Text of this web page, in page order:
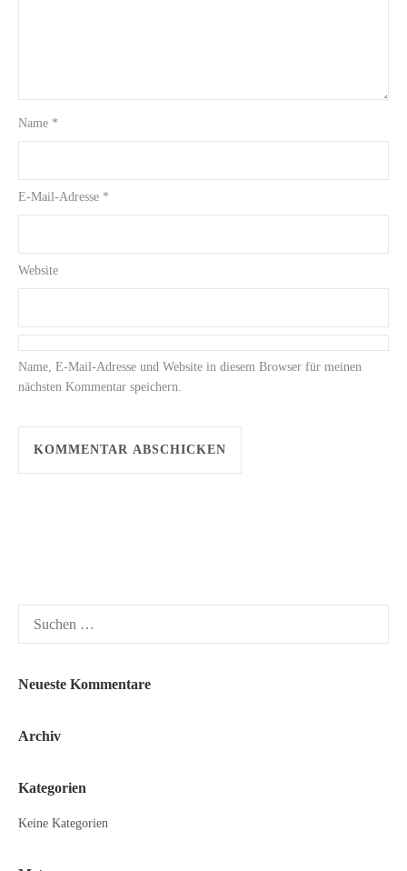
Name *
E-Mail-Adresse *
Website
Name, E-Mail-Adresse und Website in diesem Browser für meinen
nächsten Kommentar speichern.
nach:
Neueste Kommentare
Archiv
Kategorien
Keine Kategorien